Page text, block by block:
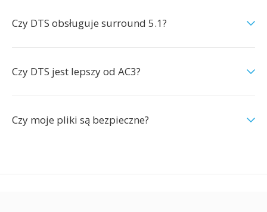
Czy DTS obsługuje surround 5.1?
Czy DTS jest lepszy od AC3?
Czy moje pliki są bezpieczne?